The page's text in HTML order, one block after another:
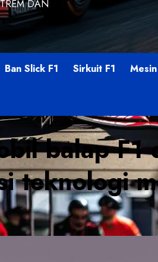
DAN
Ban Slick F1 Sirkuit F1 Mesin
balap F1
teknologi